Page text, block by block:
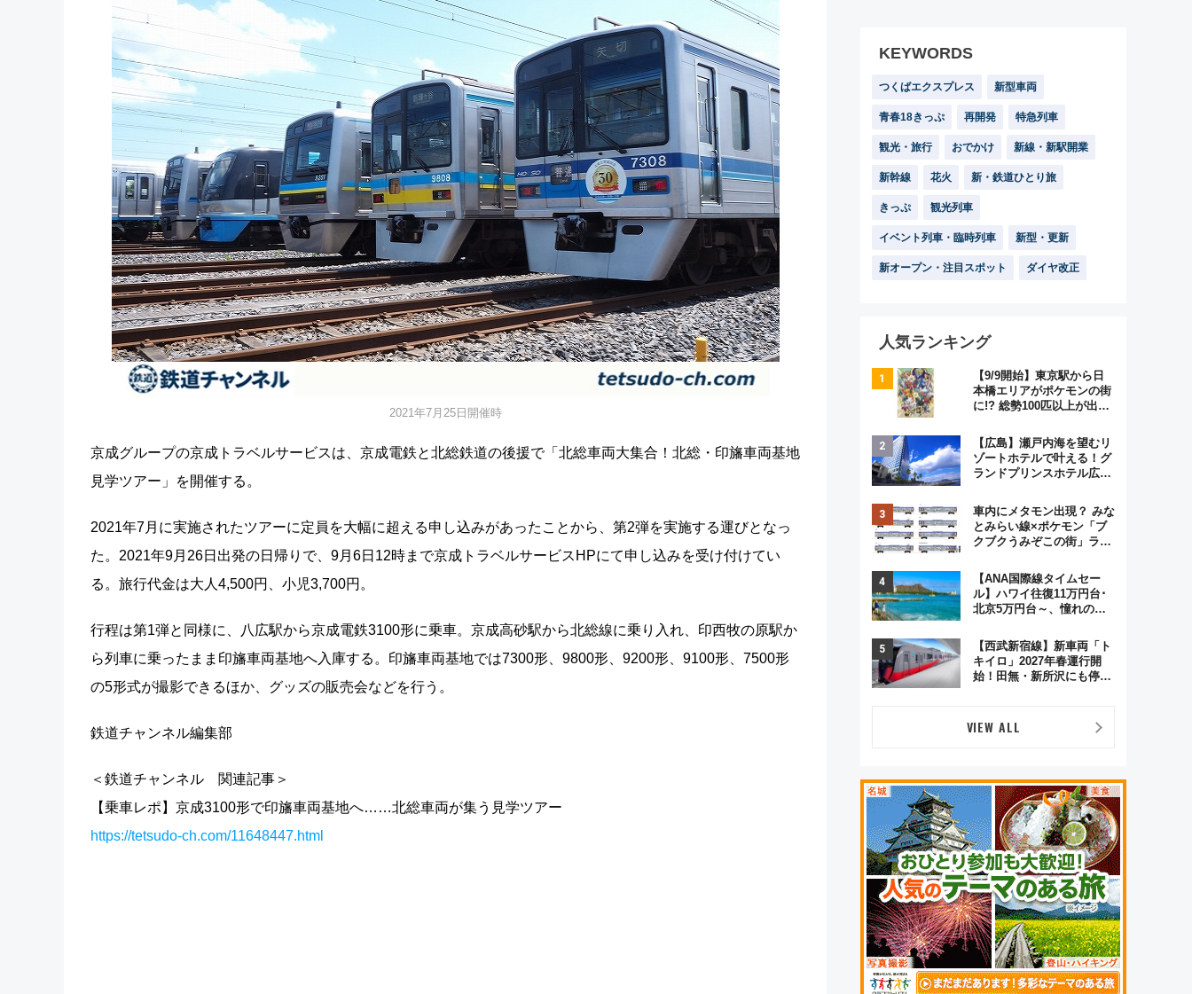
2021年7月25日開催時
京成グループの京成トラベルサービスは、京成電鉄と北総鉄道の後援で「北総車両大集合！北総・印旛車両基地
見学ツアー」を開催する。
2021年7月に実施されたツアーに定員を大幅に超える申し込みがあったことから、第2弾を実施する運びとなっ
た。2021年9月26日出発の日帰りで、9月6日12時まで京成トラベルサービスHPにて申し込みを受け付けてい
る。旅行代金は大人4,500円、小児3,700円。
行程は第1弾と同様に、八広駅から京成電鉄3100形に乗車。京成高砂駅から北総線に乗り入れ、印西牧の原駅か
ら列車に乗ったまま印旛車両基地へ入庫する。印旛車両基地では7300形、9800形、9200形、9100形、7500形
の5形式が撮影できるほか、グッズの販売会などを行う。
鉄道チャンネル編集部
＜鉄道チャンネル 関連記事＞
【乗車レポ】京成3100形で印旛車両基地へ……北総車両が集う見学ツアー
https://tetsudo-ch.com/11648447.html
KEYWORDS
つくばエクスプレス 新型車両
青春18きっぷ 再開発 特急列車
観光・旅行 おでかけ 新線・新駅開業
新幹線 花火 新・鉄道ひとり旅
きっぷ 観光列車
イベント列車・臨時列車 新型・更新
新オープン・注目スポット ダイヤ改正
人気ランキング
【9/9開始】東京駅から日
本橋エリアがポケモンの街
に!? 総勢100匹以上が出現
格謎解き・グッズ情報まと
め
【広島】瀬戸内海を望むリ
ゾートホテルで叶える！グ
ランドプリンスホテル広島
ジュアルパーティープラン
車内にメタモン出現？ みな
とみらい線×ポケモン「ブ
クブクうみぞこの街」ラッ
この夏は直通列車で横浜
へ！
【ANA国際線タイムセー
ル】ハワイ往復11万円台･
北京5万円台～、憧れのビ
GW旅行まで狙える激アツ
路線まとめ（8/10まで）
【西武新宿線】新車両「ト
キイロ」2027年春運行開
始！田無・新所沢にも停
VIEW ALL